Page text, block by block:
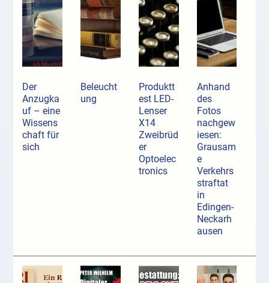
Der
Anzugka
uf ­– eine
Wissens
chaft für
sich
Beleucht
ung
Produktt
est LED-
Lenser
X14
Zweibrüd
er
Optoelec
tronics
Anhand
des
Fotos
nachgew
iesen:
Grausam
e
Verkehrs
straftat
in
Edingen-
Neckarh
ausen